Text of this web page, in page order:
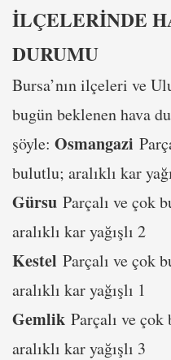
İLÇELERİNDE
DURUMU
Bursa’nın ilçeleri ve
bugün beklenen hava
şöyle: Osmangazi
bulutlu; aralıklı kar
Gürsu Parçalı ve çok
aralıklı kar yağışlı 2
Kestel Parçalı ve çok
aralıklı kar yağışlı 1
Gemlik Parçalı ve
aralıklı kar yağışlı 3